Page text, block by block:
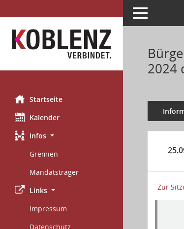
Startseite
Kalender
Infos
Gremien
Mandatsträger
Links
Impressum
Datenschutz
Toggle
2024
Zur